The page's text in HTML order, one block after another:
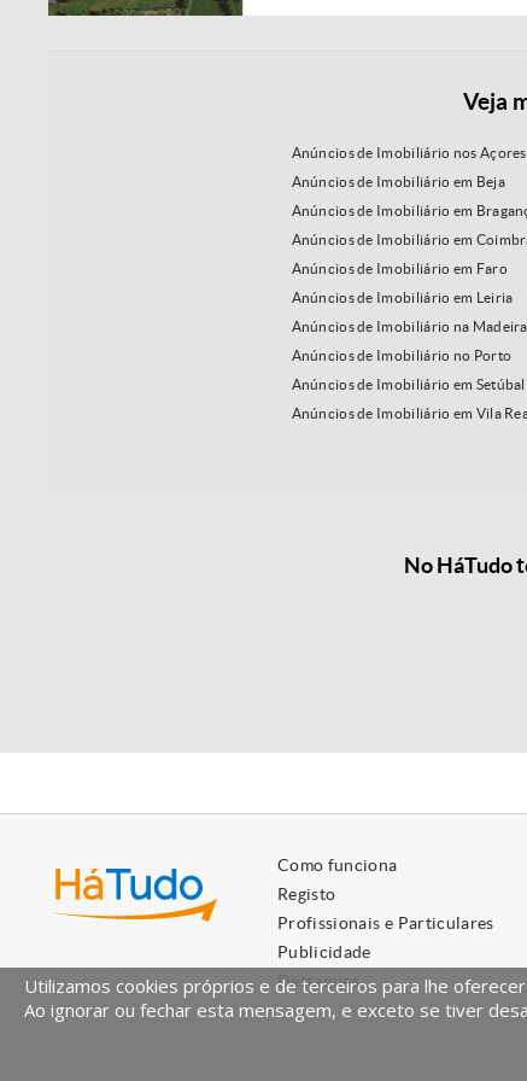
Veja
Anúncios de Imobiliário nos Açores
Anúncios de Imobiliário em Beja
Anúncios de Imobiliário em
Anúncios de Imobiliário em
Anúncios de Imobiliário em Faro
Anúncios de Imobiliário em Leiria
Anúncios de Imobiliário na Madeira
Anúncios de Imobiliário no Porto
Anúncios de Imobiliário em Setúbal
Anúncios de Imobiliário em Vila
No HáTudo
Como funciona
Registo
Profissionais e Particulares
Publicidade
Destaques
Utilizamos cookies próprios e de terceiros para lhe
Ao ignorar ou fechar esta mensagem, e exceto se tiver